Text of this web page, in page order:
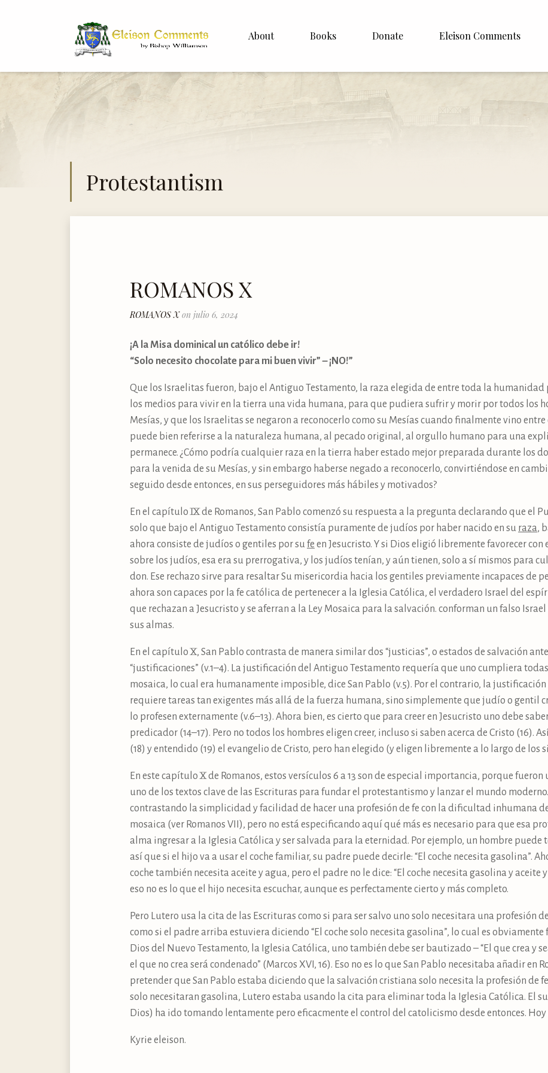
About
Dr. White
Books Donate Eleison Comments
Italiano
Protestantism
ROMANOS X
ROMANOS Xon julio 6, 2024
¡A la Misa dominical un católico debe ir!
“Solo necesito chocolate para mi buen vivir” – ¡NO!”
Que los Israelitas fueron, bajo el Antiguo Testamento, la raza elegida de entre toda la
los medios para vivir en la tierra una vida humana, para que pudiera sufrir y morir por todos los
Mesías, y que los Israelitas se negaron a reconocerlo como su Mesías cuando finalmente vino
puede bien referirse a la naturaleza humana, al pecado original, al orgullo humano para una
permanece. ¿Cómo podría cualquier raza en la tierra haber estado mejor preparada durante los
para la venida de su Mesías, y sin embargo haberse negado a reconocerlo, convirtiéndose en
seguido desde entonces, en sus perseguidores más hábiles y motivados?
En el capítulo IX de Romanos, San Pablo comenzó su respuesta a la pregunta declarando que el
solo que bajo el Antiguo Testamento consistía puramente de judíos por haber nacido en su raza,
ahora consiste de judíos o gentiles por sufe en Jesucristo. Y si Dios eligió libremente favorecer con
sobre los judíos, esa era su prerrogativa, y los judíos tenían, y aún tienen, solo a sí mismos para
don. Ese rechazo sirve para resaltar Su misericordia hacia los gentiles previamente incapaces de
ahora son capaces por la fe católica de pertenecer a la Iglesia Católica, el verdadero Israel del
que rechazan a Jesucristo y se aferran a la Ley Mosaica para la salvación. conforman un falso
sus almas.
En el capítulo X, San Pablo contrasta de manera similar dos “justicias”, o estados de salvación
“justificaciones” (v.1–4). La justificación del Antiguo Testamento requería que uno cumpliera
mosaica, lo cual era humanamente imposible, dice San Pablo (v.5). Por el contrario, la
requiere tareas tan exigentes más allá de la fuerza humana, sino simplemente que judío o gentil
lo profesen externamente (v.6–13). Ahora bien, es cierto que para creer en Jesucristo uno debe
predicador (14–17). Pero no todos los hombres eligen creer, incluso si saben acerca de Cristo (16).
(18) y entendido (19) el evangelio de Cristo, pero han elegido (y eligen libremente a lo largo de los
En este capítulo X de Romanos, estos versículos 6 a 13 son de especial importancia, porque
uno de los textos clave de las Escrituras para fundar el protestantismo y lanzar el mundo
contrastando la simplicidad y facilidad de hacer una profesión de fe con la dificultad inhumana
mosaica (ver Romanos VII), pero no está especificando aquí qué más es necesario para que esa
alma ingresar a la Iglesia Católica y ser salvada para la eternidad. Por ejemplo, un hombre
así que si el hijo va a usar el coche familiar, su padre puede decirle: “El coche necesita gasolina”.
coche también necesita aceite y agua, pero el padre no le dice: “El coche necesita gasolina y aceite
eso no es lo que el hijo necesita escuchar, aunque es perfectamente cierto y más completo.
Pero Lutero usa la cita de las Escrituras como si para ser salvo uno solo necesitara una profesión
como si el padre arriba estuviera diciendo “El coche solo necesita gasolina”, lo cual es
Dios del Nuevo Testamento, la Iglesia Católica, uno también debe ser bautizado – “El que crea y
el que no crea será condenado” (Marcos XVI, 16). Eso no es lo que San Pablo necesitaba añadir en
pretender que San Pablo estaba diciendo que la salvación cristiana solo necesita la profesión de
solo necesitaran gasolina, Lutero estaba usando la cita para eliminar toda la Iglesia Católica. El
Dios) ha ido tomando lentamente pero eficacmente el control del catolicismo desde entonces. Hoy
Kyrie eleison.